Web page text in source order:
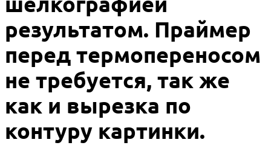
результатом. Праймер
перед термопереносом
не требуется, так же
как и вырезка по
контуру картинки.